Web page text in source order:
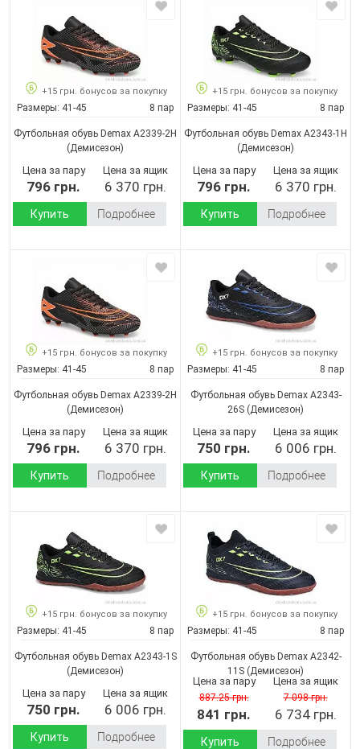
+15 грн. бонусов за покупку
Размеры: 41-45 8 пар
Футбольная обувь Demax A2339-2H
(Демисезон)
Цена за пару
796 грн.
Цена за ящик
6 370 грн.
Купить Подробнее
+15 грн. бонусов за покупку
Размеры: 41-45 8 пар
Футбольная обувь Demax A2343-1H
(Демисезон)
Цена за пару
796 грн.
Цена за ящик
6 370 грн.
Купить Подробнее
+15 грн. бонусов за покупку
Размеры: 41-45 8 пар
Футбольная обувь Demax A2339-2H
(Демисезон)
Цена за пару
796 грн.
Цена за ящик
6 370 грн.
Купить Подробнее
+15 грн. бонусов за покупку
Размеры: 41-45 8 пар
Футбольная обувь Demax A2343-
26S (Демисезон)
Цена за пару
750 грн.
Цена за ящик
6 006 грн.
Купить Подробнее
+15 грн. бонусов за покупку
Размеры: 41-45 8 пар
Футбольная обувь Demax A2343-1S
(Демисезон)
Цена за пару
750 грн.
Цена за ящик
6 006 грн.
Купить Подробнее
+15 грн. бонусов за покупку
Размеры: 41-45 8 пар
Футбольная обувь Demax A2342-
11S (Демисезон)
Цена за пару
887.25 грн.
841 грн.
Цена за ящик
7 098 грн.
6 734 грн.
Купить Подробнее